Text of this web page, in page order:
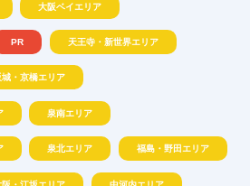
大阪ベイエリア
PR 天王寺・新世界エリア
城・京橋エリア
泉南エリア
泉北エリア 福島・野田エリア